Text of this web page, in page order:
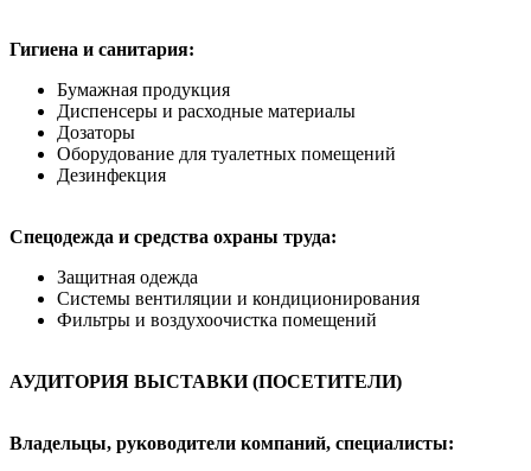
Гигиена и санитария:
Бумажная продукция
Диспенсеры и расходные материалы
Дозаторы
Оборудование для туалетных помещений
Дезинфекция
Спецодежда и средства охраны труда:
Защитная одежда
Системы вентиляции и кондиционирования
Фильтры и воздухоочистка помещений
АУДИТОРИЯ ВЫСТАВКИ (ПОСЕТИТЕЛИ)
Владельцы, руководители компаний, специалисты: